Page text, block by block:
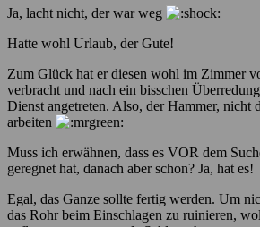
Ja, lacht nicht, der war weg
Hatte wohl Urlaub, der Gute!
Zum Glück hat er diesen wohl im Zimmer
verbracht und nach ein bisschen
Dienst angetreten. Also, der Hammer, nicht
arbeiten
Muss ich erwähnen, dass es VOR dem
geregnet hat, danach aber schon? Ja, hat es!
Egal, das Ganze sollte fertig werden. Um
das Rohr beim Einschlagen zu ruinieren,